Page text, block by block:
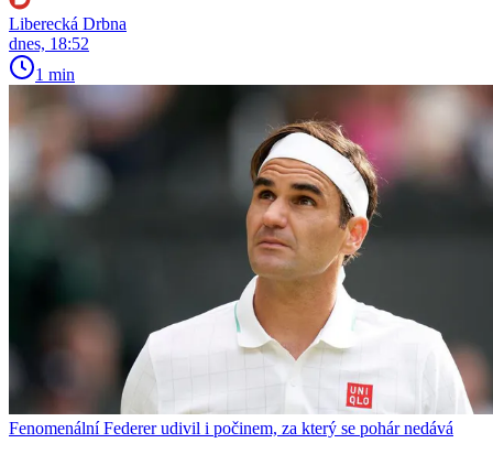
Liberecká Drbna
dnes, 18:52
1 min
Fenomenální Federer udivil i počinem, za který se pohár nedává